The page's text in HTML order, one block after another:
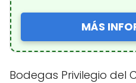
MÁS
Bodegas Privilegio del